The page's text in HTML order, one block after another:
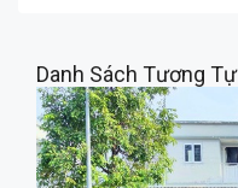
Danh Sách Tương Tự